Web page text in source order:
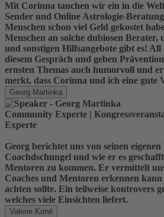
Mit Corinna tauchen wir ein in die
Sender und Online Astrologie-
Menschen schon viel Geld gekostet
Menschen an solche dubiosen
und sonstigen Hilfsangebote gibt es!
diesem Gespräch und geben
ernsten Themas auch humorvoll und
merkt, dass Corinna und ich eine gute
Georg Martinka
Community Experte |
Experte
Georg berichtet uns von seinen
Coachdschungel und wie er es
Mentoren zu kommen. Er vermittelt
Coaches und Mentoren erkennen
achten sollte. Ein teilweise kontrovers
welches viele Einsichten liefert.
Valerie Koné